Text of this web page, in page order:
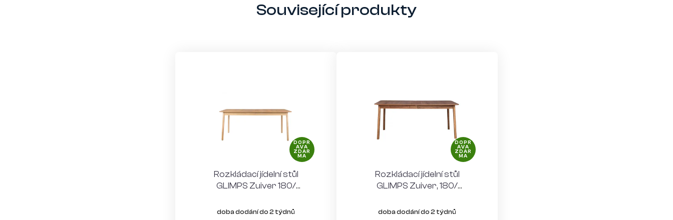
Související produkty
DOPR
AVA
ZDAR
MA
Rozkládací jídelní stůl
GLIMPS Zuiver 180/
doba dodání do 2 týdnů
DOPR
AVA
ZDAR
MA
Rozkládací jídelní stůl
GLIMPS Zuiver, 180/
doba dodání do 2 týdnů